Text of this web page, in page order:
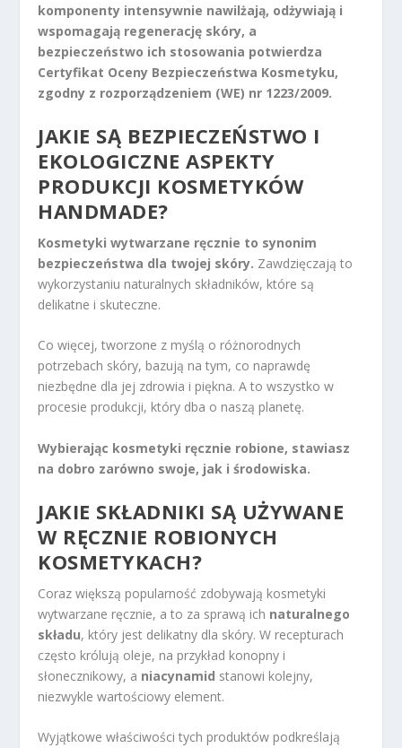
komponenty intensywnie nawilżają, odżywiają i
wspomagają regenerację skóry, a
bezpieczeństwo ich stosowania potwierdza
Certyfikat Oceny Bezpieczeństwa Kosmetyku,
zgodny z rozporządzeniem (WE) nr 1223/2009.
JAKIE SĄ BEZPIECZEŃSTWO I
EKOLOGICZNE ASPEKTY
PRODUKCJI KOSMETYKÓW
HANDMADE?
Kosmetyki wytwarzane ręcznie to synonim
bezpieczeństwa dla twojej skóry. Zawdzięczają to
wykorzystaniu naturalnych składników, które są
delikatne i skuteczne.
Co więcej, tworzone z myślą o różnorodnych
potrzebach skóry, bazują na tym, co naprawdę
niezbędne dla jej zdrowia i piękna. A to wszystko w
procesie produkcji, który dba o naszą planetę.
Wybierając kosmetyki ręcznie robione, stawiasz
na dobro zarówno swoje, jak i środowiska.
JAKIE SKŁADNIKI SĄ UŻYWANE
W RĘCZNIE ROBIONYCH
KOSMETYKACH?
Coraz większą popularność zdobywają kosmetyki
wytwarzane ręcznie, a to za sprawą ich naturalnego
składu, który jest delikatny dla skóry. W recepturach
często królują oleje, na przykład konopny i
słonecznikowy, a niacynamid stanowi kolejny,
niezwykle wartościowy element.
Wyjątkowe właściwości tych produktów podkreślają